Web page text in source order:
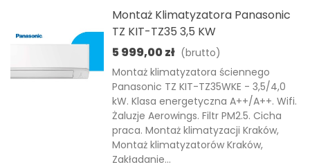
Montaż Klimatyzatora Panasonic
TZ KIT-TZ35 3,5 KW
5 999,00 zł (brutto)
Montaż klimatyzatora ściennego
Panasonic TZ KIT-TZ35WKE - 3,5/4,0
kW. Klasa energetyczna A++/A++. Wifi.
Żaluzje Aerowings. Filtr PM2.5. Cicha
praca. Montaż klimatyzacji Kraków,
Montaż klimatyzatorów Kraków,
Zakładanie...